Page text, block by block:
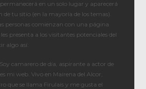
en un solo lugar y aparecerá
de tu sitio (en la mayoría de los temas).
personas comienzan con una página
les presenta a los visitantes potenciales del
algo así:
camarero de día, aspirante a actor de
mi web. Vivo en Mairena del Alcor,
que se llama Firulais y me gusta el